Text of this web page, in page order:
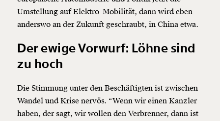
Umstellung auf Elektro-Mobilität, dann wird eben
anderswo an der Zukunft geschraubt, in China etwa.
Der ewige Vorwurf: Löhne sind
zu hoch
Die Stimmung unter den Beschäftigten ist zwischen
Wandel und Krise nervös. “Wenn wir einen Kanzler
haben, der sagt, wir wollen den Verbrenner, dann ist